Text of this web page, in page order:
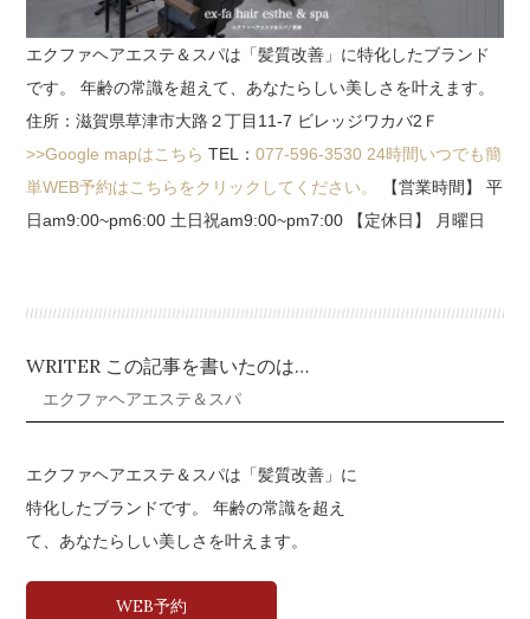
エクファヘアエステ＆スパは「髪質改善」に特化したブランド
です。 年齢の常識を超えて、あなたらしい美しさを叶えます。
住所：滋賀県草津市大路２丁目11-7 ビレッジワカバ2Ｆ
>>Google mapはこちら TEL：077-596-3530 24時間いつでも簡
単WEB予約はこちらをクリックしてください。
【営業時間】 平
日am9:00~pm6:00 土日祝am9:00~pm7:00 【定休日】 月曜日
WRITER この記事を書いたのは…
エクファヘアエステ＆スパ
エクファヘアエステ＆スパは「髪質改善」に
特化したブランドです。 年齢の常識を超え
て、あなたらしい美しさを叶えます。
WEB予約